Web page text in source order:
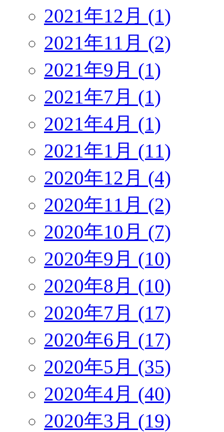
2021年12月 (1)
2021年11月 (2)
2021年9月 (1)
2021年7月 (1)
2021年4月 (1)
2021年1月 (11)
2020年12月 (4)
2020年11月 (2)
2020年10月 (7)
2020年9月 (10)
2020年8月 (10)
2020年7月 (17)
2020年6月 (17)
2020年5月 (35)
2020年4月 (40)
2020年3月 (19)